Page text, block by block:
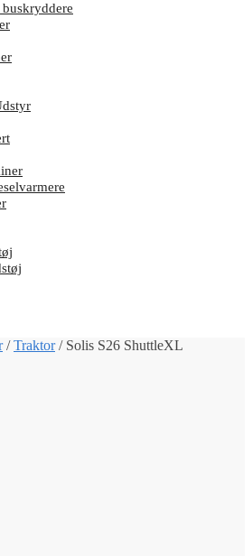
/Traktor/ Solis S26 ShuttleXL